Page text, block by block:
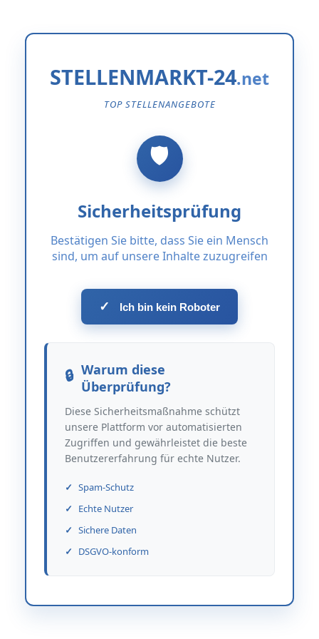
STELLENMARKT-24
TOP STELLENANGEBOTE
Sicherheitsprüfung
Bestätigen Sie bitte, dass Sie ein Mensch
sind, um auf unsere Inhalte zuzugreifen
✓ Ich bin kein Roboter
Warum diese
Überprüfung?
Diese Sicherheitsmaßnahme schützt
unsere Plattform vor automatisierten
Zugriffen und gewährleistet die beste
Benutzererfahrung für echte Nutzer.
Spam-Schutz
Echte Nutzer
Sichere Daten
DSGVO-konform